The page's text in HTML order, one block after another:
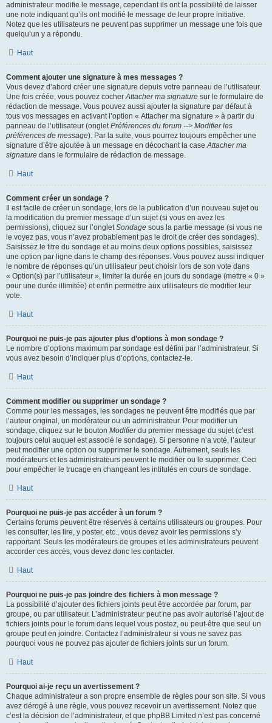
administrateur modifie le message, cependant ils ont la possibilité de laisser
une note indiquant qu’ils ont modifié le message de leur propre initiative.
Notez que les utilisateurs ne peuvent pas supprimer un message une fois que
quelqu’un y a répondu.
Haut
Comment ajouter une signature à mes messages ?
Vous devez d’abord créer une signature depuis votre panneau de l’utilisateur.
Une fois créée, vous pouvez cocherAttacher ma signature sur le formulaire de
rédaction de message. Vous pouvez aussi ajouter la signature par défaut à
tous vos messages en activant l’option « Attacher ma signature » à partir du
panneau de l’utilisateur (ongletPréférences du forum --> Modifier les
préférences de message). Par la suite, vous pourrez toujours empêcher une
signature d’être ajoutée à un message en décochant la caseAttacher ma
signature dans le formulaire de rédaction de message.
Haut
Comment créer un sondage ?
Il est facile de créer un sondage, lors de la publication d’un nouveau sujet ou
la modification du premier message d’un sujet (si vous en avez les
permissions), cliquez sur l’ongletSondage sous la partie message (si vous ne
le voyez pas, vous n’avez probablement pas le droit de créer des sondages).
Saisissez le titre du sondage et au moins deux options possibles, saisissez
une option par ligne dans le champ des réponses. Vous pouvez aussi indiquer
le nombre de réponses qu’un utilisateur peut choisir lors de son vote dans
« Option(s) par l’utilisateur », limiter la durée en jours du sondage (mettre « 0 »
pour une durée illimitée) et enfin permettre aux utilisateurs de modifier leur
vote.
Haut
Pourquoi ne puis-je pas ajouter plus d’options à mon sondage ?
Le nombre d’options maximum par sondage est défini par l’administrateur. Si
vous avez besoin d’indiquer plus d’options, contactez-le.
Haut
Comment modifier ou supprimer un sondage ?
Comme pour les messages, les sondages ne peuvent être modifiés que par
l’auteur original, un modérateur ou un administrateur. Pour modifier un
sondage, cliquez sur le bouton Modifierdu premier message du sujet (c’est
toujours celui auquel est associé le sondage). Si personne n’a voté, l’auteur
peut modifier une option ou supprimer le sondage. Autrement, seuls les
modérateurs et les administrateurs peuvent le modifier ou le supprimer. Ceci
pour empêcher le trucage en changeant les intitulés en cours de sondage.
Haut
Pourquoi ne puis-je pas accéder à un forum ?
Certains forums peuvent être réservés à certains utilisateurs ou groupes. Pour
les consulter, les lire, y poster, etc., vous devez avoir les permissions s’y
rapportant. Seuls les modérateurs de groupes et les administrateurs peuvent
accorder ces accès, vous devez donc les contacter.
Haut
Pourquoi ne puis-je pas joindre des fichiers à mon message ?
La possibilité d’ajouter des fichiers joints peut être accordée par forum, par
groupe, ou par utilisateur. L’administrateur peut ne pas avoir autorisé l’ajout de
fichiers joints pour le forum dans lequel vous postez, ou peut-être que seul un
groupe peut en joindre. Contactez l’administrateur si vous ne savez pas
pourquoi vous ne pouvez pas ajouter de fichiers joints sur un forum.
Haut
Pourquoi ai-je reçu un avertissement ?
Chaque administrateur a son propre ensemble de règles pour son site. Si vous
avez dérogé à une règle, vous pouvez recevoir un avertissement. Notez que
c’est la décision de l’administrateur, et que phpBB Limited n’est pas concerné